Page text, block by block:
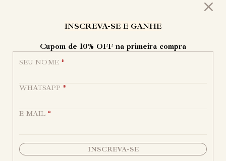
Ideal para eventos, produções sofisticadas ou looks modernos para o dia e a
Alfaiataria e Organza
INSCREVA-SE E GANHE
Cupom de 10% OFF na primeira compra
SEU NOME *
WHATSAPP *
E-MAIL *
INSCREVA-SE
UM PRESENTE PARA VOCÊ
10% OFF
NA PRIMEIRA COMPRA
A OFERTA ENCERRA EM: